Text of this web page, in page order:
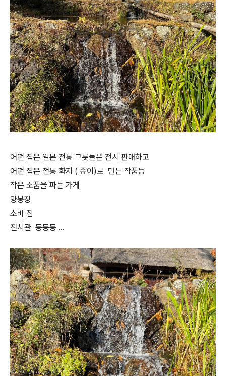
어떤 집은 일본 전통 그릇들은 전시 판매하고
어떤 집은 전통 화지 ( 종이)로 만든 작품등
작은 소품을 파는 가게
양봉장
소바 집
전시관 등등등 …